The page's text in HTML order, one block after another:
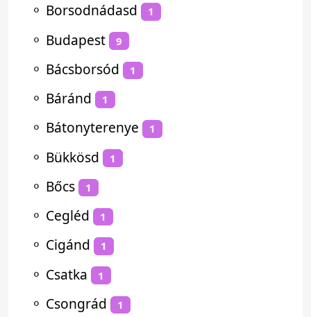
⚬ Borsodnádasd 1
⚬ Budapest 9
⚬ Bácsborsód 1
⚬ Báránd 1
⚬ Bátonyterenye 1
⚬ Bükkösd 1
⚬ Bőcs 1
⚬ Cegléd 1
⚬ Cigánd 1
⚬ Csatka 1
⚬ Csongrád 1